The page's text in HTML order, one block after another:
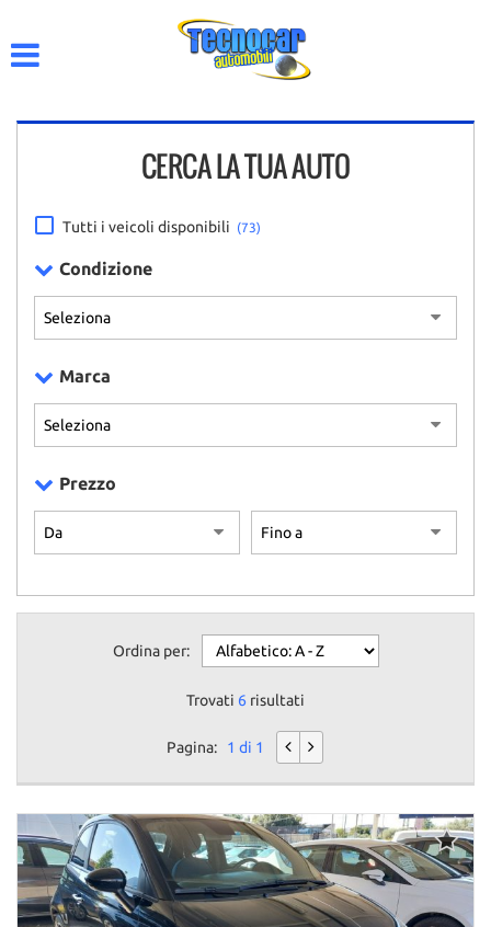
ACQUISTIAMO USATO
CERCA LA TUA AUTO
Tutti i veicoli disponibili (73)
Condizione
Marca
Prezzo
Ordina per:
Trovati 6 risultati
Pagina: 1 di 1